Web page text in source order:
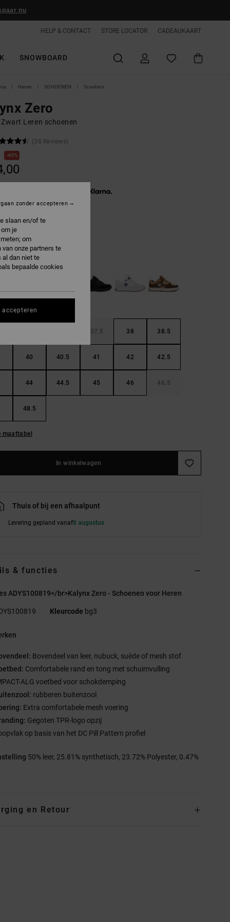
nu
HELP & CONTACT STORE LOCATOR CADEAUKAART
SNOWBOARD
Heren SCHOENEN Sneakers
Zero
Zwart Leren schoenen
(38 Reviews)
40%
SALE 25% EXTRA
gold
37.5 38 38.5
40 40.5 41 42 42.5
44 44.5 45 46 46.5
48.5
maattabel
In winkelwagen
Thuis of bij een afhaalpunt
Levering gepland vanaf8 augustus
& functies
ADYS100819</br>Kalynx Zero - Schoenen voor Heren
Kleurcode bg3
Bovendeel van leer, nubuck, suède of mesh stof
Comfortabele rand en tong met schuimvulling
ALG voetbed voor schokdemping
rubberen buitenzool
Extra comfortabele mesh voering
Gegoten TPR-logo opzij
op basis van het DC Pill Pattern profiel
50% leer, 25.81% synthetisch, 23.72% Polyester, 0.47%
en Retour
slaan en/of te
je
om
onze partners te
al dan niet te
bepaalde cookies
zonder accepteren
accepteren